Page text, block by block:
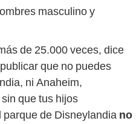
masculino y
de 25.000 veces, dice
que no puedes
ni Anaheim,
que tus hijos
de Disneylandia no